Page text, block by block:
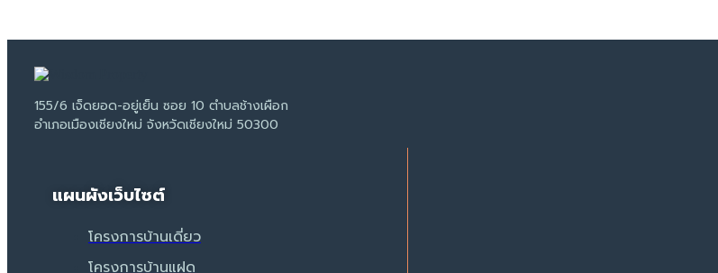
155/6 เจ็ดยอด-อยู่เย็น ซอย 10 ตำบลช้างเผือก
อำเภอเมืองเชียงใหม่ จังหวัดเชียงใหม่ 50300
แผนผังเว็บไซต์
โครงการบ้านเดี่ยว
โครงการบ้านแฝด